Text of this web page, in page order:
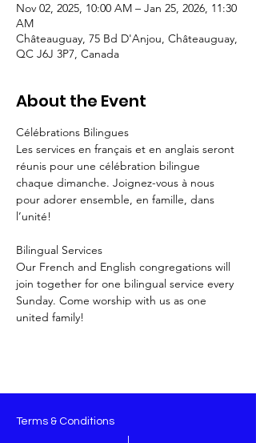
Nov 02, 2025, 10:00 AM – Jan 25, 2026, 11:30
AM
Châteauguay, 75 Bd D'Anjou, Châteauguay,
QC J6J 3P7, Canada
About the Event
Célébrations Bilingues
Les services en français et en anglais seront
réunis pour une célébration bilingue
chaque dimanche. Joignez-vous à nous
pour adorer ensemble, en famille, dans
l’unité!
Bilingual Services
Our French and English congregations will
join together for one bilingual service every
Sunday. Come worship with us as one
united family!
Terms & Conditions